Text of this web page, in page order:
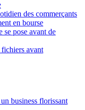
des commerçants
en bourse
se pose avant de
avant
business florissant